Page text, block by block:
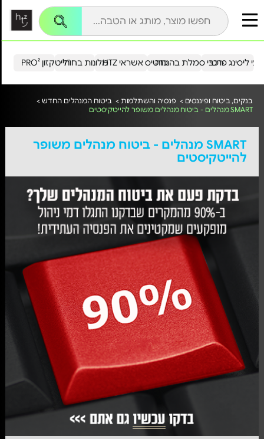
הייטקזון PRO²מלונות בחו"ל כרטיס אשראי HTZ ליסינג פרטירכבי סמלת בהנחה
בנקים, ביטוח ופיננסים > פנסיה והשתלמות > ביטוח המנהלים החדש >
SMART מנהלים - ביטוח מנהלים משופר להייטקיסטים
SMART מנהלים - ביטוח מנהלים משופר
להייטקיסטים